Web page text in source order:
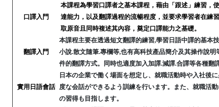
口譯入門
本課程為學習口譯者之基本課程，藉由「跟述」練習，
達能力，以及翻譯過程的流暢程度，並要求學習者在練
取原音且同時複述其內容，奠定口譯能力之基礎。
翻譯入門
本課程主要在透過短文翻譯的練習,學習日語中譯的基本
小說.散文隨筆.專欄等,也有高科技產品簡介及其操作說
件的翻譯方式。
同時也適度加入加譯.減譯.合譯等各種翻
實用日語會話
日本の企業で働く場面を想定し、就職活動時や入社後
度な会話ができるよう訓練を行います。また、就職活
の習得も目指します。